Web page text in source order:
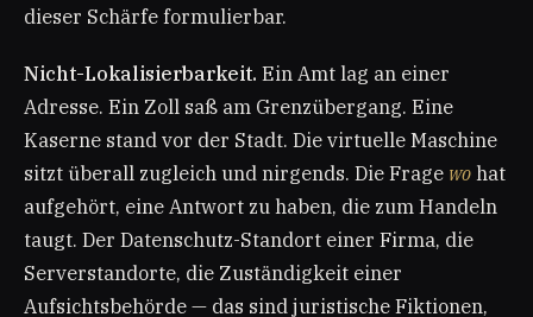
dieser Schärfe formulierbar.
Nicht-Lokalisierbarkeit. Ein Amt lag an einer
Adresse. Ein Zoll saß am Grenzübergang. Eine
Kaserne stand vor der Stadt. Die virtuelle Maschine
sitzt überall zugleich und nirgends. Die Frage wo hat
aufgehört, eine Antwort zu haben, die zum Handeln
taugt. Der Datenschutz-Standort einer Firma, die
Serverstandorte, die Zuständigkeit einer
Aufsichtsbehörde — das sind juristische Fiktionen,